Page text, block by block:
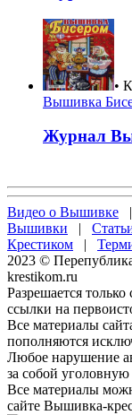
•
Вышивка
Журнал
Видео о Вышивке
Вышивки |
Крестиком |
2023 ©
krestikom.ru
Разрешается
ссылки на
Все материалы
пополняются
Любое нарушение
за собой уголовную
Все материалы
сайте Вышивка-